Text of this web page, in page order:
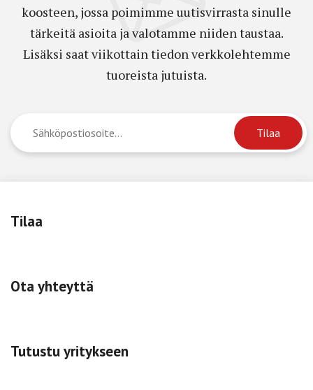
koosteen, jossa poimimme uutisvirrasta sinulle
tärkeitä asioita ja valotamme niiden taustaa.
Lisäksi saat viikottain tiedon verkkolehtemme
tuoreista jutuista.
Tilaa
Ota yhteyttä
Tutustu yritykseen